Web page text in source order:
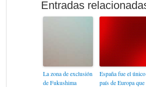
La zona de exclusión
de Fukushima
España fue el único
país de Europa que